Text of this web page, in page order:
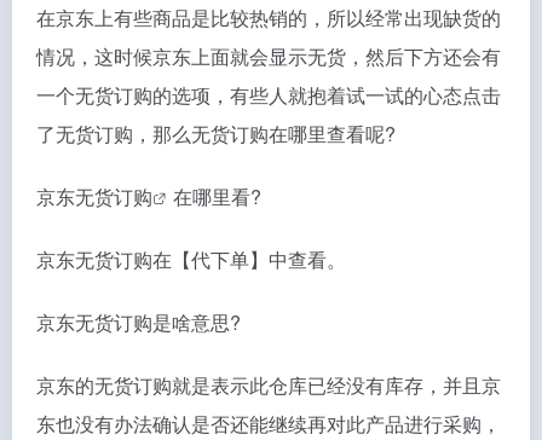
在京东上有些商品是比较热销的，所以经常出现缺货的
情况，这时候京东上面就会显示无货，然后下方还会有
一个无货订购的选项，有些人就抱着试一试的心态点击
了无货订购，那么无货订购在哪里查看呢?
京东无货订购 在哪里看?
京东无货订购在【代下单】中查看。
京东无货订购是啥意思?
京东的无货订购就是表示此仓库已经没有库存，并且京
东也没有办法确认是否还能继续再对此产品进行采购，